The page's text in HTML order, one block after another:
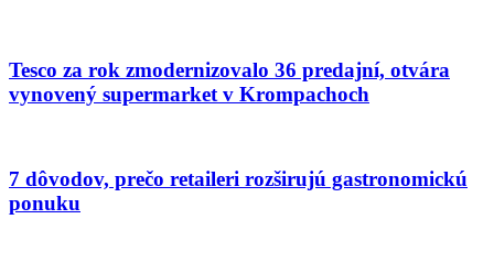
Tesco za rok zmodernizovalo 36 predajní, otvára
vynovený supermarket v Krompachoch
7 dôvodov, prečo retaileri rozširujú gastronomickú
ponuku